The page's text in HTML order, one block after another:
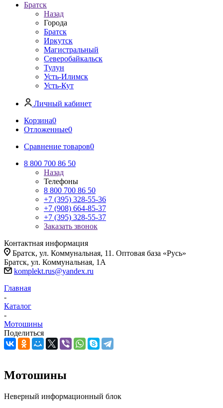
Братск
Назад
Города
Братск
Иркутск
Магистральный
Северобайкальск
Тулун
Усть-Илимск
Усть-Кут
Личный кабинет
Корзина0
Отложенные0
Сравнение товаров0
8 800 700 86 50
Назад
Телефоны
8 800 700 86 50
+7 (395) 328-55-36
+7 (908) 664-85-37
+7 (395) 328-55-37
Заказать звонок
Контактная информация
Братск, ул. Коммунальная, 11. Оптовая база «Русь»
Братск, ул. Коммунальная, 1А
komplekt.rus@yandex.ru
Главная
-
Каталог
-
Мотошины
Поделиться
Мотошины
Неверный информационный блок